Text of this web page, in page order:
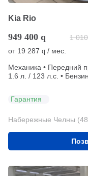
Kia Rio
949 400 q 1
от 19 287 q / мес.
Механика • Передний
1.6 л. / 123 л.с. • Бензин
Гарантия
Набережные Челны